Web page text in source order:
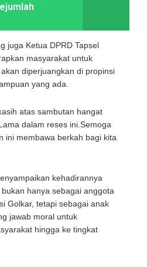
juga Ketua DPRD Tapsel
masyarakat untuk
diperjuangkan di propinsi
yang ada.
atas sambutan hangat
dalam reses ini.Semoga
ini membawa berkah bagi kita
kehadirannya
hanya sebagai anggota
Golkar, tetapi sebagai anak
jawab moral untuk
hingga ke tingkat